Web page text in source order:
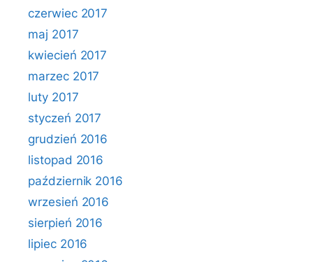
czerwiec 2017
maj 2017
kwiecień 2017
marzec 2017
luty 2017
styczeń 2017
grudzień 2016
listopad 2016
październik 2016
wrzesień 2016
sierpień 2016
lipiec 2016